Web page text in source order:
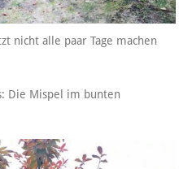
nicht alle paar Tage machen
Die Mispel im bunten